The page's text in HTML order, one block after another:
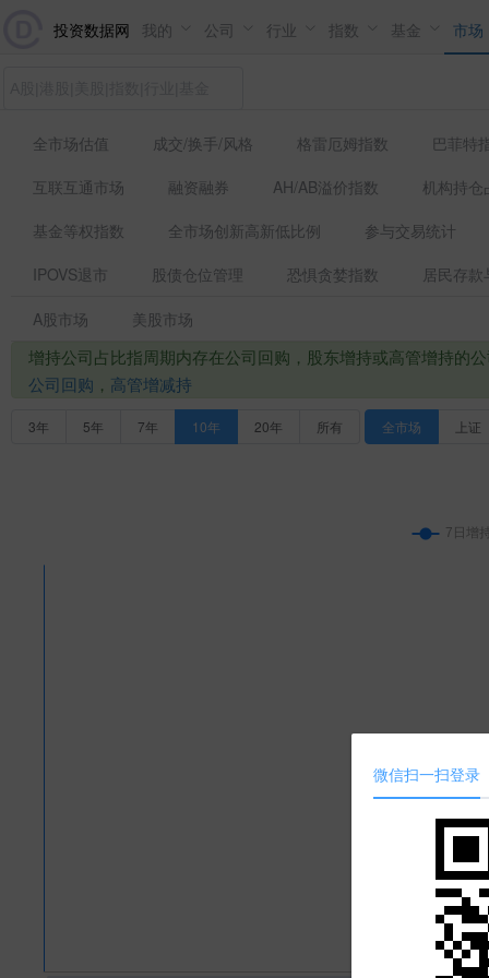
投资数据网 我的 公司 行业 指数 基金 市场
微信扫一扫登录
全市场估值 成交/换手/风格 格雷厄姆指数
巴菲特
互联互通市场
融资融券 AH/AB溢价指数
机构持仓
基金等权指数
全市场创新高新低比例
参与交易统计
IPOVS退市
股债仓位管理 恐惧贪婪指数 居民存
A股市场 美股市场
增持公司占比指周期内存在公司回购，股东增持或高管增持的
公司回购 ， 高管增减持
3年 5年 7年 10年 20年 所有 全市场 上证